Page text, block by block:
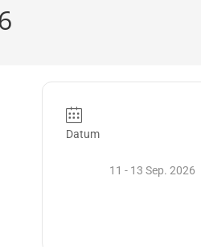
Datum
11 - 13 Sep. 2026